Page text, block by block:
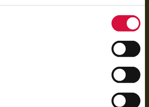
deutschen Katholiken e. V. ist als wegen der